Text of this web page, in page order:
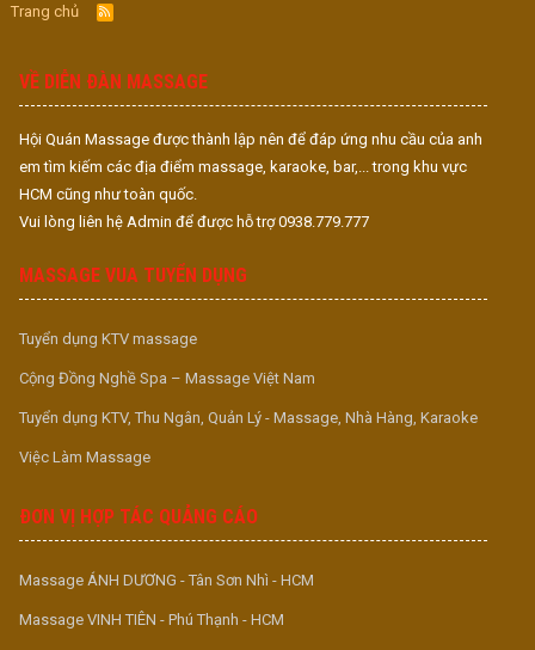
Trang chủ
R
S
VỀ DIỄN ĐÀN MASSAGE
Hội Quán Massage được thành lập nên để đáp ứng nhu cầu của anh
em tìm kiếm các địa điểm massage, karaoke, bar,... trong khu vực
HCM cũng như toàn quốc.
Vui lòng liên hệ Admin để được hỗ trợ 0938.779.777
MASSAGE VUA TUYỂN DỤNG
Tuyển dụng KTV massage
Cộng Đồng Nghề Spa – Massage Việt Nam
Tuyển dụng KTV, Thu Ngân, Quản Lý - Massage, Nhà Hàng, Karaoke
Việc Làm Massage
ĐƠN VỊ HỢP TÁC QUẢNG CÁO
Massage ÁNH DƯƠNG - Tân Sơn Nhì - HCM
Massage VINH TIÊN - Phú Thạnh - HCM